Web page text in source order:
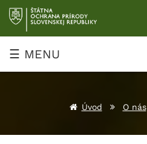
Prejsť
na
obsah
☰ MENU
Úvod O nás